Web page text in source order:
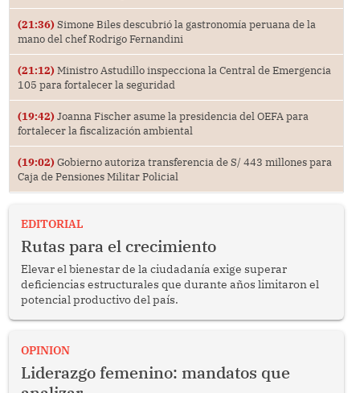
(21:36) Simone Biles descubrió la gastronomía peruana de la
mano del chef Rodrigo Fernandini
(21:12) Ministro Astudillo inspecciona la Central de Emergencia
105 para fortalecer la seguridad
(19:42) Joanna Fischer asume la presidencia del OEFA para
fortalecer la fiscalización ambiental
(19:02) Gobierno autoriza transferencia de S/ 443 millones para
Caja de Pensiones Militar Policial
EDITORIAL
Rutas para el crecimiento
Elevar el bienestar de la ciudadanía exige superar
deficiencias estructurales que durante años limitaron el
potencial productivo del país.
OPINION
Liderazgo femenino: mandatos que